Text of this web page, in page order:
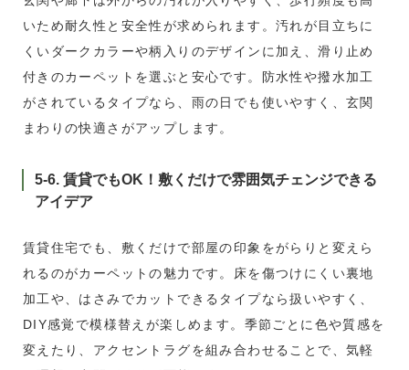
いため耐久性と安全性が求められます。汚れが目立ちに
くいダークカラーや柄入りのデザインに加え、滑り止め
付きのカーペットを選ぶと安心です。防水性や撥水加工
がされているタイプなら、雨の日でも使いやすく、玄関
まわりの快適さがアップします。
5-6. 賃貸でもOK！敷くだけで雰囲気チェンジできる
アイデア
賃貸住宅でも、敷くだけで部屋の印象をがらりと変えら
れるのがカーペットの魅力です。床を傷つけにくい裏地
加工や、はさみでカットできるタイプなら扱いやすく、
DIY感覚で模様替えが楽しめます。季節ごとに色や質感を
変えたり、アクセントラグを組み合わせることで、気軽